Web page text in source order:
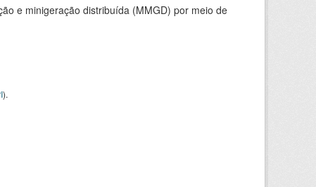
e minigeração distribuída (MMGD) por meio de
).